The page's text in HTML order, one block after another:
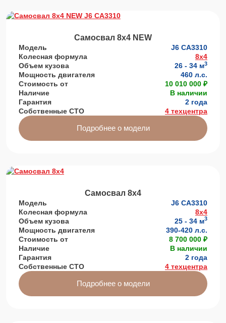
Самосвал 8х4 NEW
Модель
J6 СА3310
Колесная формула
8x4
Объем кузова
26 - 34 м3
Мощность двигателя
460 л.с.
Стоимость от
10 010 000 ₽
Наличие
В наличии
Гарантия
2 года
Собственные СТО
4 техцентра
Подробнее о модели
Самосвал 8х4
Модель
J6 СА3310
Колесная формула
8x4
Объем кузова
25 - 34 м3
Мощность двигателя
390-420 л.с.
Стоимость от
8 700 000 ₽
Наличие
В наличии
Гарантия
2 года
Собственные СТО
4 техцентра
Подробнее о модели